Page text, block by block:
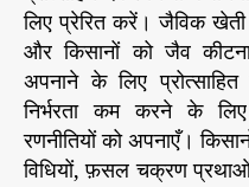
लिए प्रेरित करें। जैविक खेती
और किसानों को जैव
अपनाने के लिए
निर्भरता कम करने के
रणनीतियों को अपनाएँ।
विधियों, फ़सल चक्रण